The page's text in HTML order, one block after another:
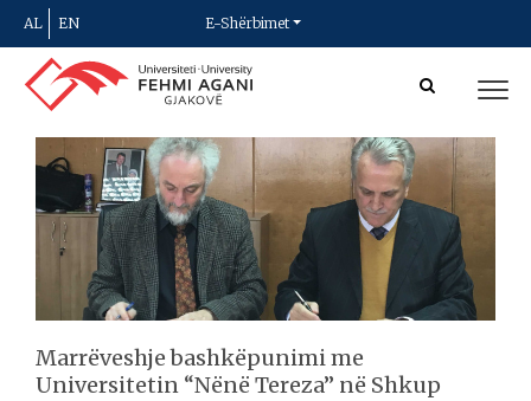
AL EN E-Shërbimet
Marrëveshje bashkëpunimi me
Universitetin “Nënë Tereza” në Shkup